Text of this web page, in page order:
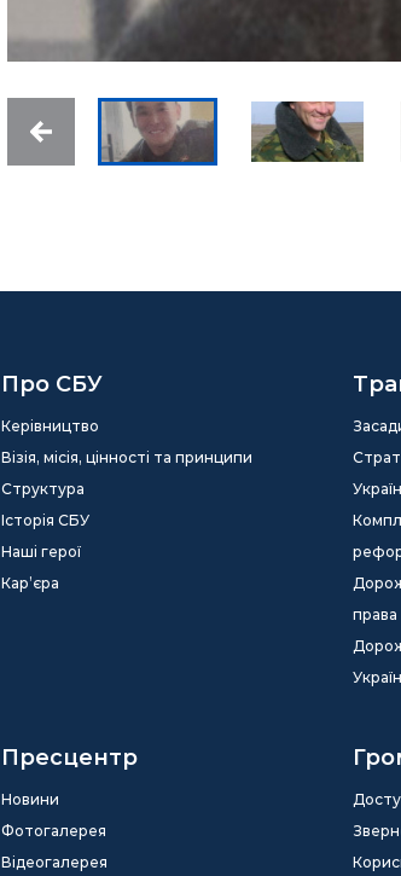
Про СБУ
Керівництво
Візія, місія, цінності та принципи
Структура
Історія СБУ
Наші герої
Кар’єра
права
Пресцентр
Новини
Фотогалерея
Відеогалерея